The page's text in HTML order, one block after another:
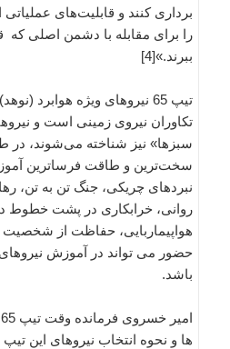
برداری کنند و قابلیت‌های
را برای مقابله با دشمن اصلی که
ببرند.»[4]
تیپ 65 نیروهای ویژه هوابرد
تکاوران نیروی زمینی است و
سبزها» نیز شناخته می‌شوند،
سخت‌ترین و طاقت فرساترین
نبردهای چریکی، جنگ تن به تن،
روانی، خرابکاری در پشت خطوط
هواپیماربایی، حفاظت از شخصیت
حضور می تواند در آموزش
باشد.
ها و نحوه انتخاب نیروهای این تیپ